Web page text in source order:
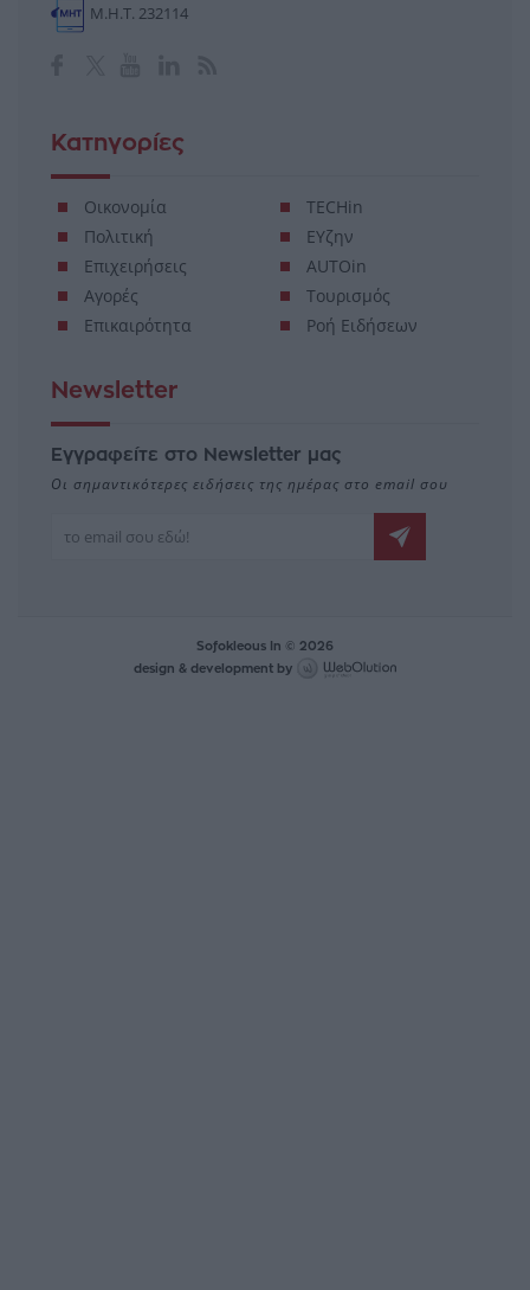
Μ.Η.Τ. 232114
Κατηγορίες
Οικονομία
Πολιτική
Επιχειρήσεις
Αγορές
Επικαιρότητα
TECHin
ΕΥζην
AUTOin
Τουρισμός
Ροή Ειδήσεων
Newsletter
Εγγραφείτε στο Newsletter μας
Οι σημαντικότερες ειδήσεις της ημέρας στο email σου
Sofokleous In © 2026
design & development by